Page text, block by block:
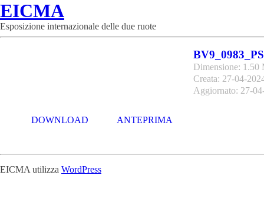
EICMA
Esposizione internazionale delle due ruote
BV9_0983_PS
Dimensione: 1.50
Creata: 27-04-
Aggiornato: 27-
DOWNLOAD ANTEPRIMA
EICMA utilizza WordPress